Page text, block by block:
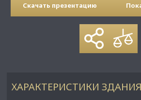
Скачать презентацию
ХАРАКТЕРИСТИКИ ЗДАНИЯ